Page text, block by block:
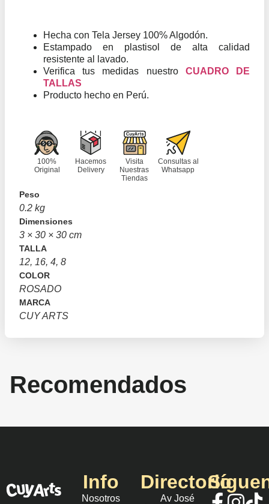
Hecha con Tela Jersey 100% Algodón.
Estampado en plastisol de alta calidad
resistente al lavado.
Verifica tus medidas nuestro CUADRO DE
TALLAS
Producto hecho en Perú.
100%
Original
Hacemos
Delivery
Visita
Nuestras
Tiendas
Consultas al
Whatsapp
Peso
0.2 kg
Dimensiones
3 × 30 × 30 cm
TALLA
12, 16, 4, 8
COLOR
ROSADO
MARCA
CUY ARTS
Recomendados
Info
Nosotros
Directorio
Av José